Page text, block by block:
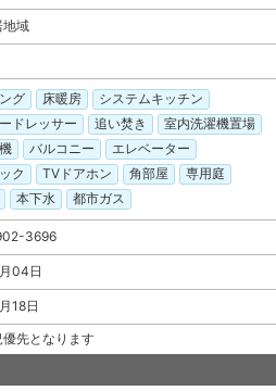
地域
グ 床暖房
システムキッチン
ドレッサー
追い焚き
室内洗濯機置場
バルコニー
エレベーター
ク
TVドアホン 角部屋
専用庭
本下水 都市ガス
3696
04日
18日
先となります